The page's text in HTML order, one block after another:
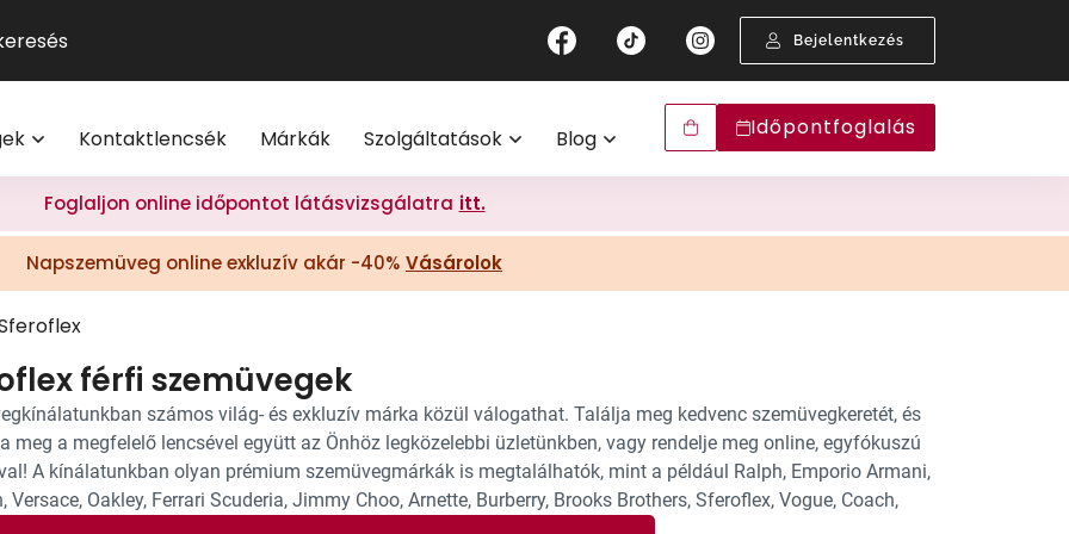
Bejelentkezés
Kontaktlencsék Márkák Szolgáltatások Blog Időpontfoglalás
akció 20% I Vision Express Webshop
online | Vision Express webshop
lencsék
Olvasó- és távoli szemüveg
Érdekességek
Tippek a szemüvegválasztáshoz
GYIK
Látásvizsgálat
Szemüveg-előfizetés
Garanciák
Arcformaválasztó
Szemüvegpróba
Polaroid
További világmárkák
Kollekciók
Napszemüveg Outlet
Törzsvásárlói ajánlatok
Ray-Ban
Hogyan válasszunk megfelelő napszemüveget?
Milyen napszemüveg illik Önhöz?
Online napszemüvegpróba
90 napos látávizsgálat-garancia
Vision Express Szemüveg-biztosítás
Multifokális lencse kipróbálási garancia
Világmárkák
Foglaljon online időpontot látásvizsgálatra itt.
Napszemüveg online exkluzív akár -40% Vásárolok
férfi szemüvegek
számos világ- és exkluzív márka közül válogathat. Találja meg kedvenc szemüvegkeretét, és
meg a megfelelő lencsével együtt az Önhöz legközelebbi üzletünkben, vagy rendelje meg online, egyfókuszú
A kínálatunkban olyan prémium szemüvegmárkák is megtalálhatók, mint a például Ralph, Emporio Armani,
Versace, Oakley, Ferrari Scuderia, Jimmy Choo, Arnette, Burberry, Brooks Brothers, Sferoflex, Vogue, Coach,